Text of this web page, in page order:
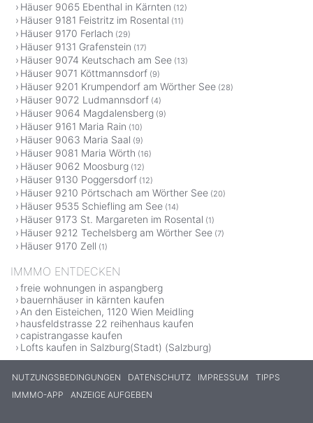
Häuser 9065 Ebenthal in Kärnten (12)
Häuser 9181 Feistritz im Rosental (11)
Häuser 9170 Ferlach (29)
Häuser 9131 Grafenstein (17)
Häuser 9074 Keutschach am See (13)
Häuser 9071 Köttmannsdorf (9)
Häuser 9201 Krumpendorf am Wörther See (28)
Häuser 9072 Ludmannsdorf (4)
Häuser 9064 Magdalensberg (9)
Häuser 9161 Maria Rain (10)
Häuser 9063 Maria Saal (9)
Häuser 9081 Maria Wörth (16)
Häuser 9062 Moosburg (12)
Häuser 9130 Poggersdorf (12)
Häuser 9210 Pörtschach am Wörther See (20)
Häuser 9535 Schiefling am See (14)
Häuser 9173 St. Margareten im Rosental (1)
Häuser 9212 Techelsberg am Wörther See (7)
Häuser 9170 Zell (1)
IMMMO ENTDECKEN
freie wohnungen in aspangberg
bauernhäuser in kärnten kaufen
An den Eisteichen, 1120 Wien Meidling
hausfeldstrasse 22 reihenhaus kaufen
capistrangasse kaufen
Lofts kaufen in Salzburg(Stadt) (Salzburg)
NUTZUNGSBEDINGUNGEN DATENSCHUTZ IMPRESSUM
TIPPS
IMMMO-APP
ANZEIGE AUFGEBEN